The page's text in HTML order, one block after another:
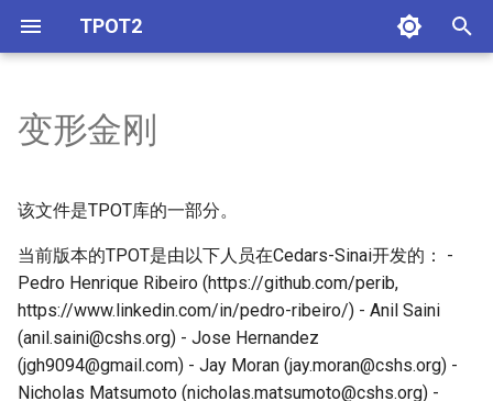
TPOT2
l
i
z
估计器
分类器
回归器
What to expect from AutoML
Genetic Feature Selection
nodes in TPOT2
GeneticFeatureSelectorNode
Arithmetictransformer
Column one hot encoder
Estimatortransformer
Feature encoding frequency
selector
Feature set selector
transformers
Base evolver
Steady state evolver
Average path length
Complexity
Number of leaves
Number of nodes
Old config utils
Base
Tuple index
nodes Fss node
Genetic feature selection
pipelines
Dynamicunion
Graph
Sequential
Lexicase selection
Map elites selection
Max weighted average
selector
Nsgaii
Random selector
Cross val utils
Estimator
Estimator utils
Steady state estimator
templates
Amltk parser
Eval utils
Utils
变形金刚
该文件是TPOT库的一部分。
当前版本的TPOT是由以下人员在Cedars-Sinai开发的： -
Pedro Henrique Ribeiro (https://github.com/perib,
https://www.linkedin.com/in/pedro-ribeiro/) - Anil Saini
(anil.saini@cshs.org) - Jose Hernandez
(jgh9094@gmail.com) - Jay Moran (jay.moran@cshs.org) -
Nicholas Matsumoto (nicholas.matsumoto@cshs.org) -